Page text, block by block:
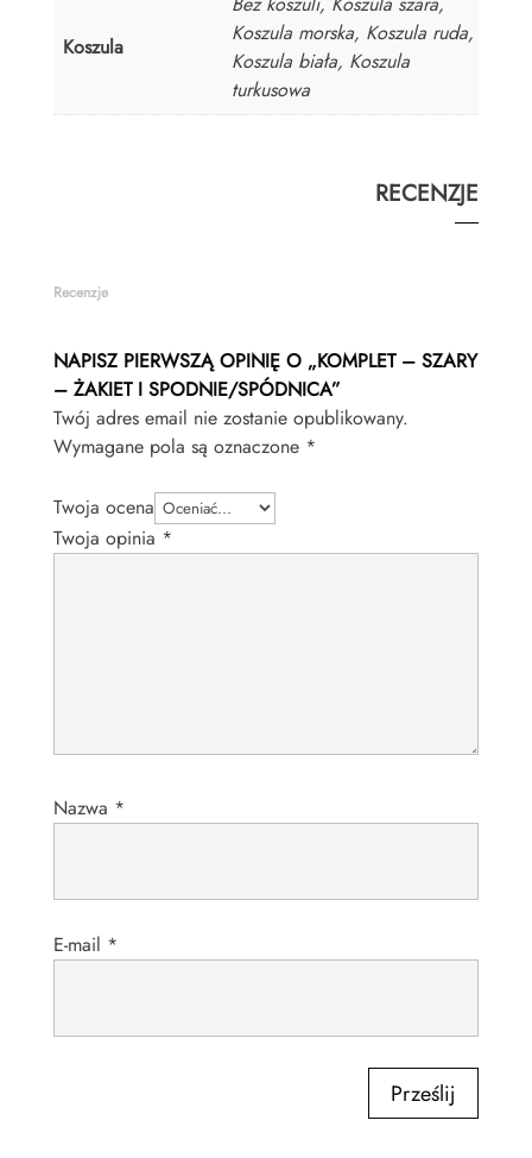
Koszula
Koszula morska, Koszula ruda,
Koszula biała, Koszula
turkusowa
RECENZJE
Recenzje
NAPISZ PIERWSZĄ OPINIĘ O „KOMPLET – SZARY
– ŻAKIET I SPODNIE/SPÓDNICA”
Twój adres email nie zostanie opublikowany.
Wymagane pola są oznaczone *
Twoja ocena
Twoja opinia *
Nazwa *
E-mail *
Prześlij